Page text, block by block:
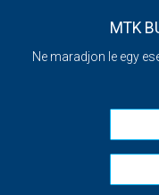
MTK
Ne maradjon le egy